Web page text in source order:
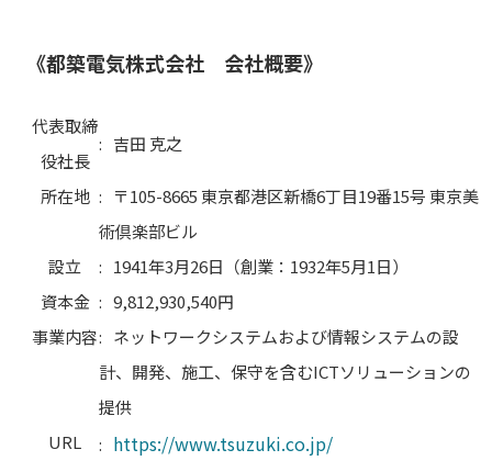
《都築電気株式会社 会社概要》
代表取締
役社長
: 吉田 克之
所在地 :
〒105-8665 東京都港区新橋6丁目19番15号 東京美
術倶楽部ビル
設立
: 1941年3月26日（創業：1932年5月1日）
資本金 : 9,812,930,540円
事業内容: ネットワークシステムおよび情報システムの設
計、開発、施工、保守を含むICTソリューションの
提供
URL
: https://www.tsuzuki.co.jp/